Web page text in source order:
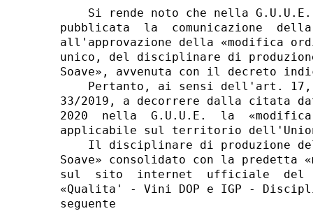
Si rende noto che nella
pubblicata  la  comunicazione
all'approvazione della «modifica
unico, del disciplinare di
Soave», avvenuta con il decreto
Pertanto, ai sensi dell'art.
33/2019, a decorrere dalla citata
2020  nella  G.U.U.E.  la
applicabile sul territorio
Il disciplinare di produzione
Soave» consolidato con la predetta
sul  sito  internet  ufficiale  del
«Qualita' - Vini DOP e IGP -
seguente